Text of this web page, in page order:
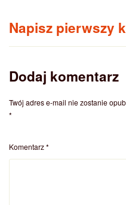
Napisz pierwszy
Dodaj komentarz
Twój adres e-mail nie zostanie
*
Komentarz*